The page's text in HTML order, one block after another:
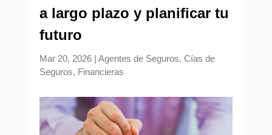
a largo plazo y planificar tu
futuro
Mar 20, 2026| Agentes de Seguros, Cías de
Seguros, Financieras